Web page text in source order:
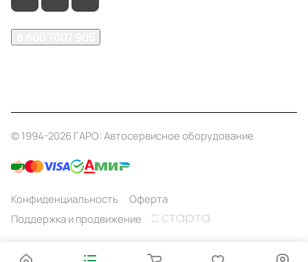
© 1994-2026 ГАРО: Автосервисное оборудование
Конфиденциальность
Оферта
Поддержка и продвижение